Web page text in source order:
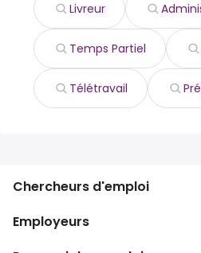
Livreur
Temps Partiel
Télétravail
Chercheurs d'emploi
Recherche d'emploi
Recherche de salaire
Employeurs